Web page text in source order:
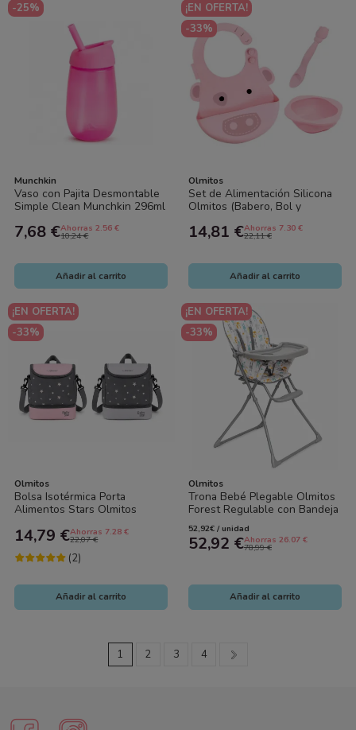
-25%
Munchkin
Vaso con Pajita Desmontable
Simple Clean Munchkin 296ml
de...
7,68 €Ahorras 2.56 €
10,24 €
Añadir al carrito
¡EN OFERTA!
-33%
Olmitos
Set de Alimentación Silicona
Olmitos (Babero, Bol y
Meses
14,81 €Ahorras 7.30 €
22,11 €
Añadir al carrito
¡EN OFERTA!
-33%
Olmitos
Bolsa Isotérmica Porta
Alimentos Stars Olmitos
siempre a la...
14,79 €Ahorras 7.28 €
22,07 €
(2)
Añadir al carrito
¡EN OFERTA!
-33%
Olmitos
Trona Bebé Plegable Olmitos
Forest Regulable con Bandeja
y Arnés hasta 15 kg
52,92€ / unidad
52,92 €Ahorras 26.07 €
78,99 €
Añadir al carrito
1 2 3 4